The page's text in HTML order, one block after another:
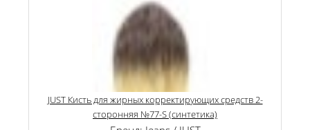
JUST Кисть для жирных корректирующих средств 2-
сторонняя №77-S (синтетика)